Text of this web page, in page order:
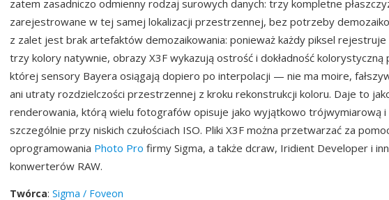
zatem zasadniczo odmienny rodzaj surowych danych: trzy kompletne
zarejestrowane w tej samej lokalizacji przestrzennej, bez potrzeby
z zalet jest brak artefaktów demozaikowania: ponieważ każdy piksel
trzy kolory natywnie, obrazy X3F wykazują ostrość i dokładność kolorystyczną
której sensory Bayera osiągają dopiero po interpolacji — nie ma moire,
ani utraty rozdzielczości przestrzennej z kroku rekonstrukcji koloru. Daje to
renderowania, którą wielu fotografów opisuje jako wyjątkowo trójwymiarową i
szczególnie przy niskich czułościach ISO. Pliki X3F można przetwarzać za
oprogramowania Photo Pro firmy Sigma, a także dcraw, Iridient Developer i
konwerterów RAW.
Twórca: Sigma / Foveon